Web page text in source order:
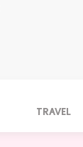
TRAVEL